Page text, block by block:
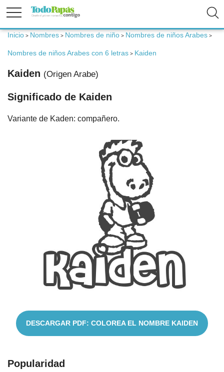
Fertilidad
Embarazo
Bebé
Niños
Inicio > Nombres > Nombres de niño > Nombres de niños Arabes >
Nombres de niños Arabes con 6 letras > Kaiden
Kaiden (Origen Arabe)
Significado de Kaiden
Variante de Kaden: compañero.
DESCARGAR PDF: COLOREA EL NOMBRE KAIDEN
Popularidad